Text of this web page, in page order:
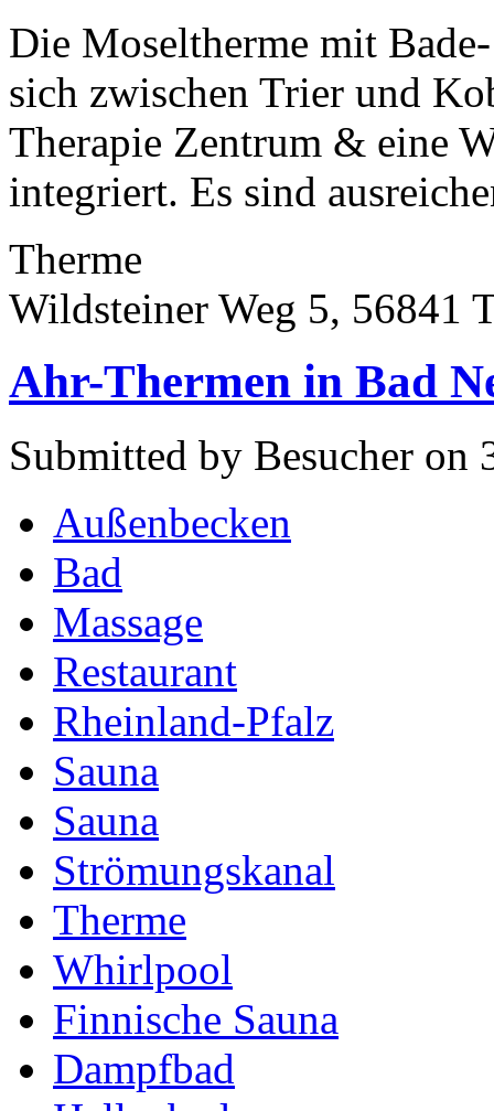
Die Moseltherme mit
sich zwischen Trier und
Therapie Zentrum & eine
integriert. Es sind
Therme
Wildsteiner Weg 5, 56841
Ahr-Thermen in Bad
Submitted by Besucher on
Außenbecken
Bad
Massage
Restaurant
Rheinland-Pfalz
Sauna
Sauna
Strömungskanal
Therme
Whirlpool
Finnische Sauna
Dampfbad